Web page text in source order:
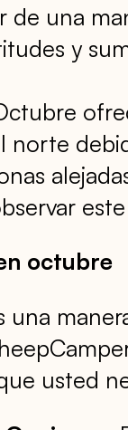
una
y
norte
octubre
una
usted